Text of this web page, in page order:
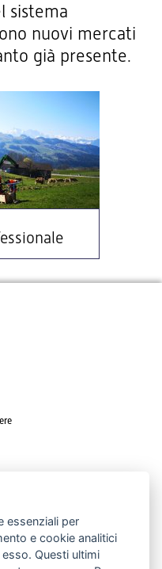
sistema
nuovi mercati
già presente.
essenziali per
e cookie analitici
Questi ultimi